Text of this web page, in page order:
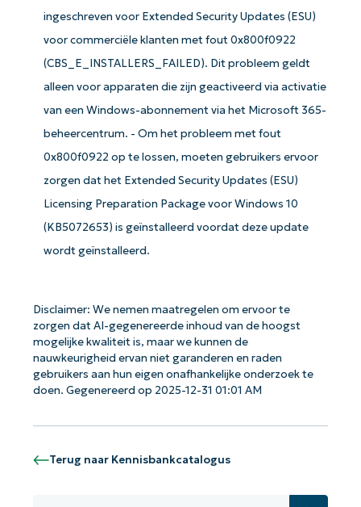
ingeschreven voor Extended Security Updates (ESU)
voor commerciële klanten met fout 0x800f0922
(CBS_E_INSTALLERS_FAILED). Dit probleem geldt
alleen voor apparaten die zijn geactiveerd via activatie
van een Windows-abonnement via het Microsoft 365-
beheercentrum. - Om het probleem met fout
0x800f0922 op te lossen, moeten gebruikers ervoor
zorgen dat het Extended Security Updates (ESU)
Licensing Preparation Package voor Windows 10
(KB5072653) is geïnstalleerd voordat deze update
wordt geïnstalleerd.
Disclaimer: We nemen maatregelen om ervoor te
zorgen dat AI-gegenereerde inhoud van de hoogst
mogelijke kwaliteit is, maar we kunnen de
nauwkeurigheid ervan niet garanderen en raden
gebruikers aan hun eigen onafhankelijke onderzoek te
doen. Gegenereerd op 2025-12-31 01:01 AM
Terug naar Kennisbankcatalogus
Aan de slag met NinjaOne AI-
gestuurde KB-analyses!
name*
Business
email*
Phone
number*
name*